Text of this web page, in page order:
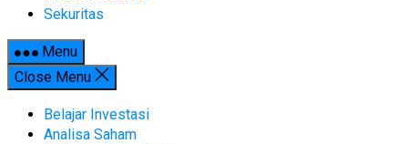
Sekuritas
Menu
Close Menu
Belajar Investasi
Analisa Saham